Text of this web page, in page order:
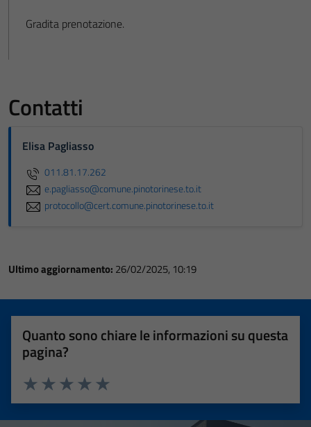
Gradita prenotazione.
Contatti
Elisa Pagliasso
011.81.17.262
e.pagliasso@comune.pinotorinese.to.it
protocollo@cert.comune.pinotorinese.to.it
Ultimo aggiornamento: 26/02/2025, 10:19
Quanto sono chiare le informazioni su questa
pagina?
Valuta 5 stelle su 5
Valuta 4 stelle su 5
Valuta 3 stelle su 5
Valuta 2 stelle su 5
Valuta 1 stelle su 5